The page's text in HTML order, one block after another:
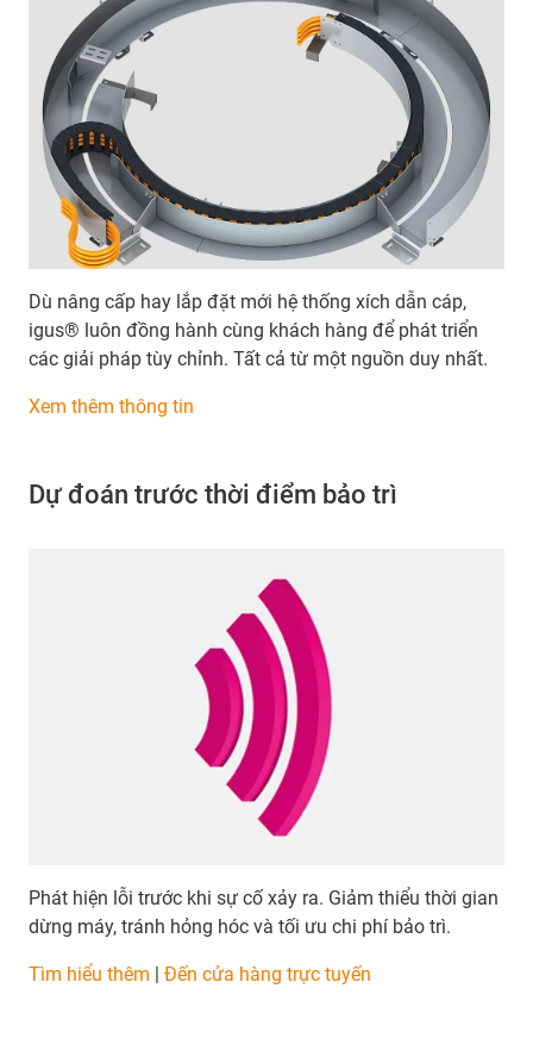
Dù nâng cấp hay lắp đặt mới hệ thống xích dẫn cáp,
igus® luôn đồng hành cùng khách hàng để phát triển
các giải pháp tùy chỉnh. Tất cả từ một nguồn duy nhất.
Xem thêm thông tin
Dự đoán trước thời điểm bảo trì
Phát hiện lỗi trước khi sự cố xảy ra. Giảm thiểu thời gian
dừng máy, tránh hỏng hóc và tối ưu chi phí bảo trì.
​​​​​​​Tìm hiểu thêm Đến cửa hàng trực tuyến